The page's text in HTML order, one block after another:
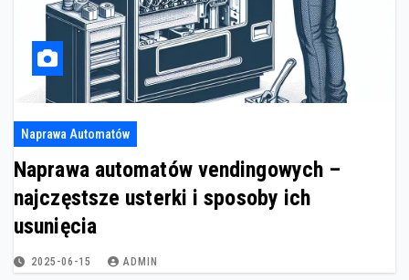
Naprawa Automatów
Naprawa automatów vendingowych –
najczęstsze usterki i sposoby ich
usunięcia
2025-06-15 ADMIN